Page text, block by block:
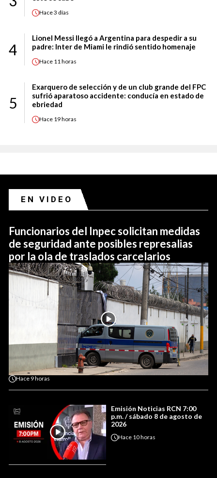
Hace3 días
4
Lionel Messi llegó a Argentina para despedir a su
padre: Inter de Miami le rindió sentido homenaje
Hace 11 horas
5
Exarquero de selección y de un club grande del FPC
sufrió aparatoso accidente: conducía en estado de
ebriedad
Hace 19 horas
EN VIDEO
Funcionarios del Inpec solicitan medidas
de seguridad ante posibles represalias
por la ola de traslados carcelarios
Hace 9 horas
Emisión Noticias RCN 7:00
p.m. / sábado 8 de agosto de
2026
Hace 10 horas